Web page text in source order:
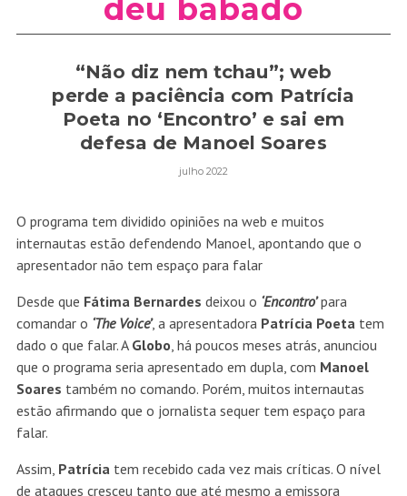
deu babado
“Não diz nem tchau”; web
perde a paciência com Patrícia
Poeta no ‘Encontro’ e sai em
defesa de Manoel Soares
julho 2022
O programa tem dividido opiniões na web e muitos
internautas estão defendendo Manoel, apontando que o
apresentador não tem espaço para falar
Desde que Fátima Bernardes deixou o ‘Encontro’para
comandar o ‘The Voice’, a apresentadora Patrícia Poetatem
dado o que falar. A Globo, há poucos meses atrás, anunciou
que o programa seria apresentado em dupla, com Manoel
Soares também no comando. Porém, muitos internautas
estão afirmando que o jornalista sequer tem espaço para
falar.
Assim, Patríciatem recebido cada vez mais críticas. O nível
de ataques cresceu tanto que até mesmo a emissora